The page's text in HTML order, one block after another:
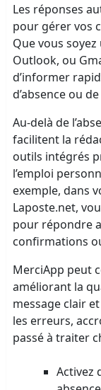
Les réponses
pour gérer vos
Que vous
Outlook, ou
d’informer
d’absence ou
Au-delà de
facilitent la
outils intégrés
l’emploi
exemple, dans
Laposte.net,
pour répondre
confirmations
MerciApp peut
améliorant la
message clair
les erreurs,
passé à traiter
Activez